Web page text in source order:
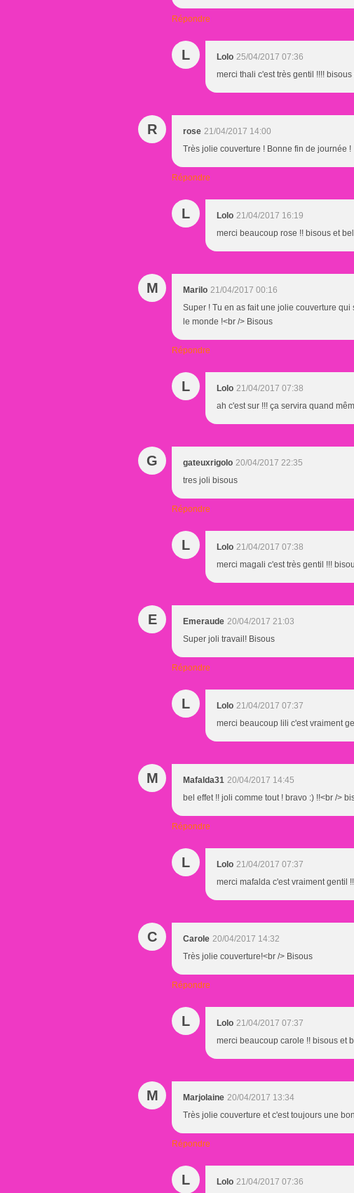
Répondre
L Lolo 25/04/2017 07:36
merci thali c'est très gentil !!!!
R rose 21/04/2017 14:00
Très jolie couverture ! Bonne fin de journée !
Répondre
L Lolo 21/04/2017 16:19
merci beaucoup rose !! bisous et
M Marilo 21/04/2017 00:16
Super ! Tu en as fait une jolie couverture
le monde !<br /> Bisous
Répondre
L Lolo 21/04/2017 07:38
ah c'est sur !!! ça servira quand
G gateuxrigolo 20/04/2017 22:35
tres joli bisous
Répondre
L Lolo 21/04/2017 07:38
merci magali c'est très gentil !!!
E Emeraude 20/04/2017 21:03
Super joli travail! Bisous
Répondre
L Lolo 21/04/2017 07:37
merci beaucoup lili c'est vraiment
M Mafalda31 20/04/2017 14:45
bel effet !! joli comme tout ! bravo :) !!<br />
Répondre
L Lolo 21/04/2017 07:37
merci mafalda c'est vraiment gentil
C Carole 20/04/2017 14:32
Très jolie couverture!<br /> Bisous
Répondre
L Lolo 21/04/2017 07:37
merci beaucoup carole !! bisous et
M Marjolaine 20/04/2017 13:34
Très jolie couverture et c'est toujours une
Répondre
L Lolo 21/04/2017 07:36